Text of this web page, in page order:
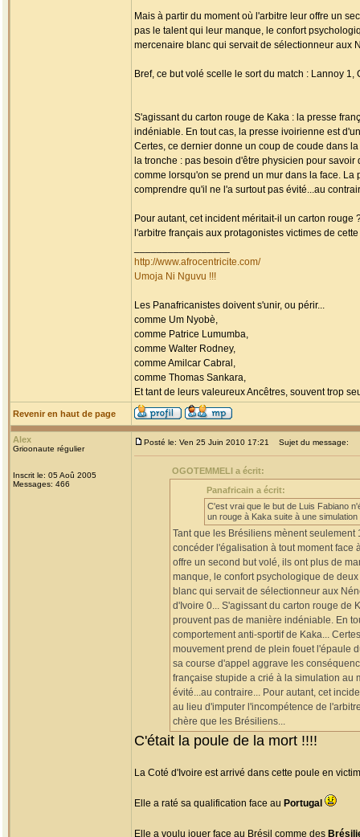
Mais à partir du moment où l'arbitre leur offre un
pas le talent qui leur manque, le confort
mercenaire blanc qui servait de sélectionneur aux
Bref, ce but volé scelle le sort du match : Lannoy 1,
S'agissant du carton rouge de Kaka : la presse
indéniable. En tout cas, la presse ivoirienne est
Certes, ce dernier donne un coup de coude dans
la tronche : pas besoin d'être physicien pour
comme lorsqu'on se prend un mur dans la face.
comprendre qu'il ne l'a surtout pas évité...au
Pour autant, cet incident méritait-il un carton
l'arbitre français aux protagonistes victimes de
http://www.afrocentricite.com/
Umoja Ni Nguvu !!!
Les Panafricanistes doivent s'unir, ou périr...
comme Um Nyobè,
comme Patrice Lumumba,
comme Walter Rodney,
comme Amilcar Cabral,
comme Thomas Sankara,
Et tant de leurs valeureux Ancêtres, souvent trop
Revenir en haut de page
Alex
Grioonaute régulier
Inscrit le: 05 Aoû 2005
Messages: 466
Posté le: Ven 25 Juin 2010 17:21 Sujet du message:
OGOTEMMELI a écrit:
Panafricain a écrit:
C'est vrai que le but de Luis Fabiano
un rouge à Kaka suite à une simulation
Tant que les Brésiliens mènent
concéder l'égalisation à tout moment face
offre un second but volé, ils ont plus de
manque, le confort psychologique de
blanc qui servait de sélectionneur aux
d'Ivoire 0... S'agissant du carton rouge de
prouvent pas de manière indéniable. En
comportement anti-sportif de Kaka...
mouvement prend de plein fouet l'épaule
sa course d'appel aggrave les
française stupide a crié à la simulation au
évité...au contraire... Pour autant, cet
au lieu d'imputer l'incompétence de
chère que les Brésiliens...
C'était la poule de la mort !!!!
La Coté d'Ivoire est arrivé dans cette poule en
Elle a raté sa qualification face au Portugal
Elle a voulu jouer face au Brésil comme des